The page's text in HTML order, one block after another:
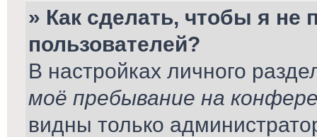
» Как сделать, чтобы я не
пользователей?
В настройках личного
моё пребывание на
видны только